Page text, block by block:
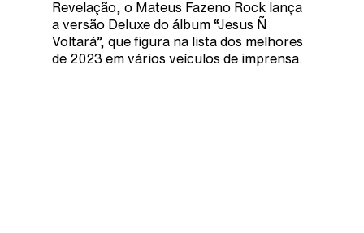
Revelação, o Mateus Fazeno Rock lança
a versão Deluxe do álbum “Jesus Ñ
Voltará”, que figura na lista dos melhores
de 2023 em vários veículos de imprensa.